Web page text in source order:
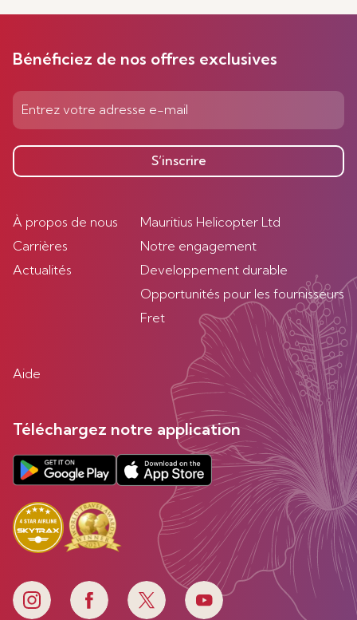
Bénéficiez de nos offres exclusives
S’inscrire
À propos de nous
Carrières
Actualités
Mauritius Helicopter Ltd
Notre engagement
Developpement durable
Opportunités pour les fournisseurs
Fret
Aide
Téléchargez notre application